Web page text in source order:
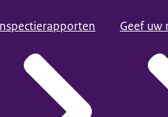
Geef uw